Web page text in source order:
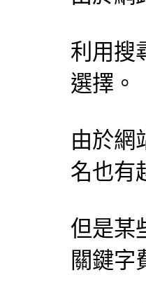
利用搜
選擇。
由於網
名也有
但是某
關鍵字